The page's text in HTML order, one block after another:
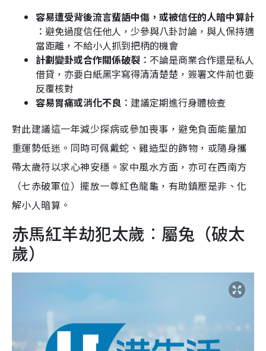
容易遭受背後流言蜚語中傷，或被信任的人暗中算計
︰ 避免過度信任他人，少參與八卦討論，與人保持適
當距離，不給小人抓到把柄的機會
計劃變卦或合作關係破裂︰ 不論是商業合作還是私人
借貸，亦要白紙黑字寫得清清楚楚，簽署文件前也要
反覆核對
容易胃痛或消化不良︰ 建議定期進行身體檢查
對此建議這一年減少探病或參加喪事，避免負面能量加
重運勢低迷。同時可佩戴蛇、雞造型的飾物，或隨身攜
帶太歲符以求心神安穩。家中風水方面，亦可在西南方
（七赤破軍位）擺放一尊紅色龍龜，有助鎮壓是非、化
解小人暗算。
赤馬紅羊劫犯太歲︰屬兔（破太
歲）